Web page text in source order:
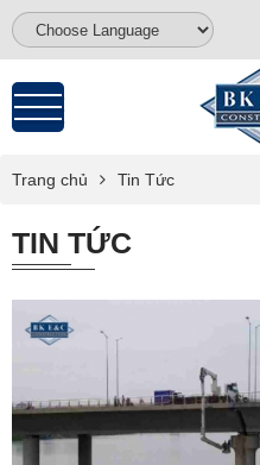
Trang chủ Tin Tức
TIN TỨC